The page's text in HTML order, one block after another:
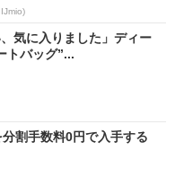
気に入りました」ディー
トバッグ”...
割手数料0円で入手する